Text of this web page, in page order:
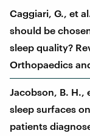
Caggiari, G., et
should be
sleep quality?
Orthopaedics
Jacobson, B. H.,
sleep surfaces
patients